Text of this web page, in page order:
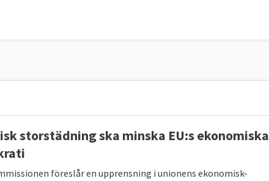
i USA.
i USA ledde till förluster för banker
som på tvivelaktiga grunder hade getts till mindre
anrika amerikanska investmentbanken Lehman
storstädning ska minska EU:s ekonomiska
föreslår en upprensning i unionens ekonomisk-